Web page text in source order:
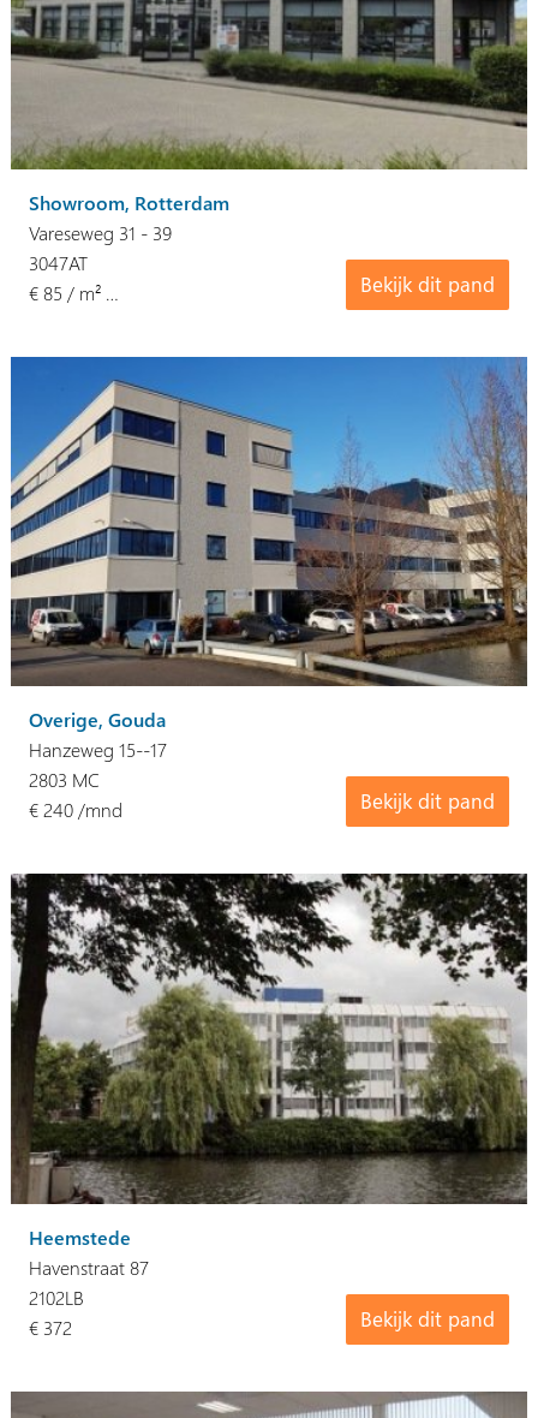
Showroom, Rotterdam
Vareseweg 31 - 39
Bekijk dit pand
3047AT
€ 85 / m² …
Overige, Gouda
Hanzeweg 15--17
Bekijk dit pand
2803 MC
€ 240 /mnd
Heemstede
Havenstraat 87
Bekijk dit pand
2102LB
€ 372